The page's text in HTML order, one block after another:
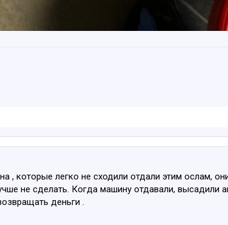
, которые легко не сходили отдали этим ослам,
не сделать. Когда машину отдавали, высадили
деньги .